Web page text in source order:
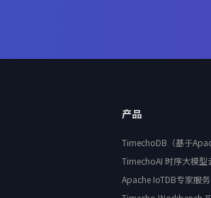
产品
TimechoDB（基于
TimechoAI 时序大模型
Apache IoTDB专家服务